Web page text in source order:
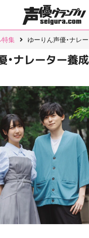
特集 ゆーりん声優・ナレ
・ナレーター養